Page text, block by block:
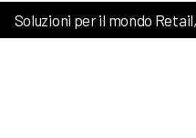
Soluzioni per il mondo